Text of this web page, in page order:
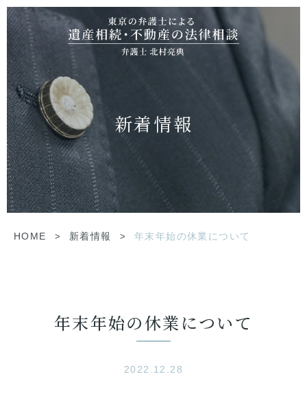
新着情報
HOME > 新着情報 > 年末年始の休業について
年末年始の休業について
2022.12.28